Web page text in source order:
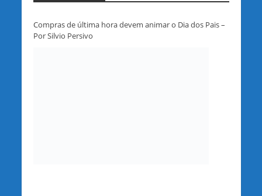
Compras de última hora devem animar o Dia dos Pais –
Por Silvio Persivo